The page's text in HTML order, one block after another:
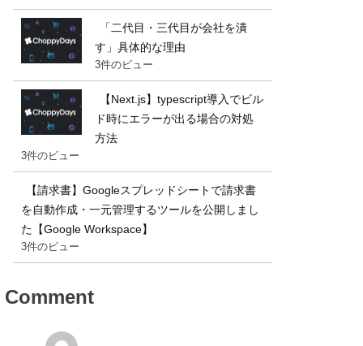
「二代目・三代目が会社を潰
す」具体的な理由
3件のビュー
【Next.js】typescript導入でビル
ド時にエラーが出る場合の対処
方法
3件のビュー
【請求書】Googleスプレッドシートで請求書
を自動作成・一元管理するツールを公開しまし
た【Google Workspace】
3件のビュー
Comment